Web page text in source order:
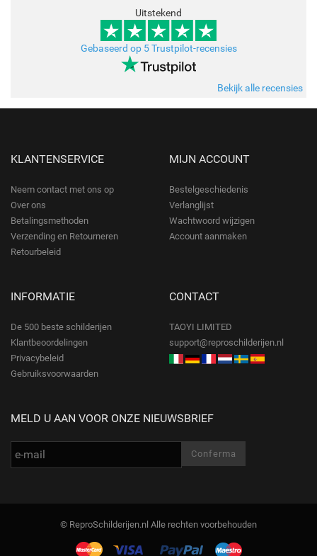
Uitstekend
Gebaseerd op 5 Trustpilot-recensies
Bekijk alle recensies
KLANTENSERVICE
Neem contact met ons op
Over ons
Betalingsmethoden
Verzending en Retourneren
Retourbeleid
MIJN ACCOUNT
Bestelgeschiedenis
Verlanglijst
Wachtwoord wijzigen
Account aanmaken
INFORMATIE
De 500 beste schilderijen
Klantbeoordelingen
Privacybeleid
Gebruiksvoorwaarden
CONTACT
TAOYI LIMITED
support@reproschilderijen.nl
MELD U AAN VOOR ONZE NIEUWSBRIEF
© ReproSchilderijen.nl Alle rechten voorbehouden